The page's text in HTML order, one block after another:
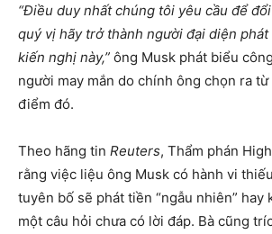
“Điều duy nhất chúng tôi yêu cầu để
quý vị hãy trở thành người đại diện phát
kiến nghị này,” ông Musk phát biểu
người may mắn do chính ông chọn ra
điểm đó.
Theo hãng tin Reuters, Thẩm phán
rằng việc liệu ông Musk có hành vi
tuyên bố sẽ phát tiền “ngẫu nhiên” hay
một câu hỏi chưa có lời đáp. Bà cũng